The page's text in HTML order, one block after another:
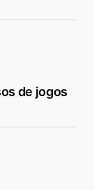
de jogos